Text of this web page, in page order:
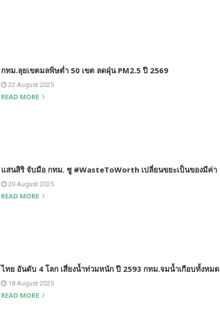
กทม.ลุยเขตมลพิษต่ำ 50 เขต ลดฝุ่น PM2.5 ปี 2569
22 August 2025
READ MORE
แสนสิริ จับมือ กทม. ชู #WasteToWorth เปลี่ยนขยะเป็นของมีค่า
20 August 2025
READ MORE
ไทย อันดับ 4 โลก เสี่ยงน้ำท่วมหนัก ปี 2593 กทม.จมน้ำเกือบทั้งหมด
18 August 2025
READ MORE